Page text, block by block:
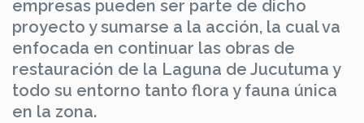
empresas pueden ser parte de dicho
proyecto y sumarse a la acción, la cual va
enfocada en continuar las obras de
restauración de la Laguna de Jucutuma y
todo su entorno tanto flora y fauna única
en la zona.